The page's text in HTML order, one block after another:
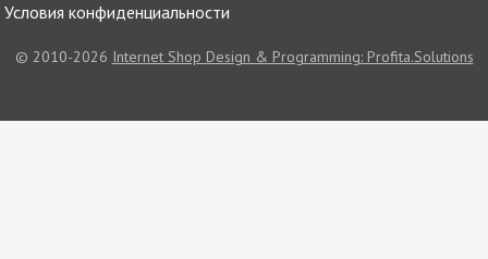
Условия конфиденциальности
© 2010-2026 Internet Shop Design & Programming: Profita.Solutions